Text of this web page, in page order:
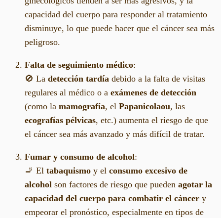
capacidad del cuerpo para responder al tratamiento
disminuye, lo que puede hacer que el cáncer sea más
peligroso.
Falta de seguimiento médico:
🚫 La detección tardía debido a la falta de visitas
regulares al médico o a exámenes de detección
(como la mamografía, el Papanicolaou, las
ecografías pélvicas, etc.) aumenta el riesgo de que
el cáncer sea más avanzado y más difícil de tratar.
Fumar y consumo de alcohol:
🚬 El tabaquismo y el consumo excesivo de
alcohol son factores de riesgo que pueden agotar la
capacidad del cuerpo para combatir el cáncer y
empeorar el pronóstico, especialmente en tipos de